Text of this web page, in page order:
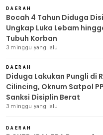
DAERAH
Bocah 4 Tahun Diduga
Ungkap Luka Lebam
Tubuh Korban
3 minggu yang lalu
DAERAH
Diduga Lakukan Pungli di
Cilincing, Oknum Satpol
Sanksi Disiplin Berat
3 minggu yang lalu
DAERAH